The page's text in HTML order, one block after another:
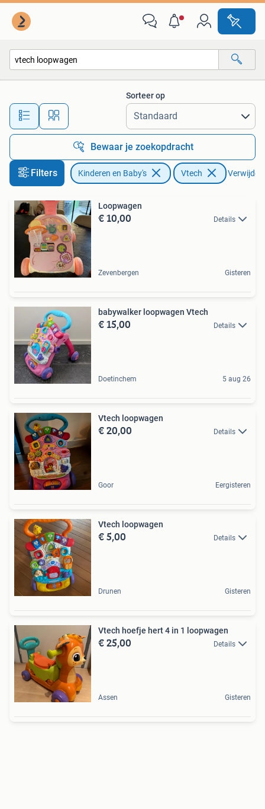
Alle afstanden…
Sorteer op
Bewaar je zoekopdracht
Filters Kinderen en Baby's Vtech Verwijder
Loopwagen
€ 10,00 Details
Zevenbergen Gisteren
babywalker loopwagen Vtech
€ 15,00 Details
Doetinchem 5 aug 26
Vtech loopwagen
€ 20,00 Details
Goor Eergisteren
Vtech loopwagen
€ 5,00 Details
Drunen Gisteren
Vtech hoefje hert 4 in 1 loopwagen
€ 25,00 Details
Assen Gisteren